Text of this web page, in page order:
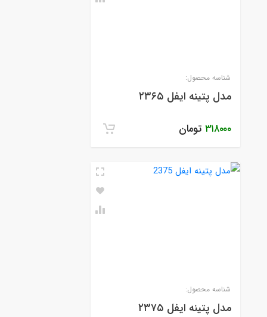
شناسه محصول:
مدل پتینه ایفل ۲۳۶۵
۳۱۸۰۰۰ تومان
شناسه محصول:
مدل پتینه ایفل ۲۳۷۵